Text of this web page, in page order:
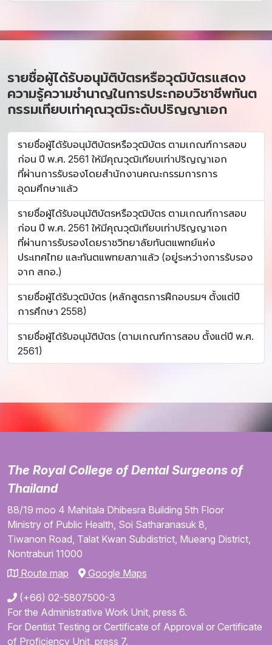
รายชื่อผู้ได้รับอนุมัติบัตรหรือวุฒิบัตรแสดง
ความรู้ความชำนาญในการประกอบวิชาชีพทันต
กรรมเทียบเท่าคุณวุฒิระดับปริญญาเอก
รายชื่อผู้ได้รับอนุมัติบัตรหรือวุฒิบัตร ตามเกณฑ์การสอบ
ก่อน ปี พ.ศ. 2561 ให้มีคุณวุฒิเทียบเท่าปริญญาเอก
ที่ผ่านการรับรองโดยสำนักงานคณะกรรมการการ
อุดมศึกษาแล้ว
รายชื่อผู้ได้รับอนุมัติบัตรหรือวุฒิบัตร ตามเกณฑ์การสอบ
ก่อน ปี พ.ศ. 2561 ให้มีคุณวุฒิเทียบเท่าปริญญาเอก
ที่ผ่านการรับรองโดยราชวิทยาลัยทันตแพทย์แห่ง
ประเทศไทย และทันตแพทยสภาแล้ว (อยู่ระหว่างการรับรอง
จาก สกอ.)
รายชื่อผู้ได้รับวุฒิบัตร (หลักสูตรการฝึกอบรมฯ ตั้งแต่ปี
การศึกษา 2558)
รายชื่อผู้ได้รับอนุมัติบัตร (ตามเกณฑ์การสอบ ตั้งแต่ปี พ.ศ.
2561)
The Royal College of Dental Surgeons of
Thailand
88/19 moo 4 Mahitala Dhibesra Building 5th Floor
Ministry of Public Health, Soi Satharanasuk 8,
Tiwanon Road, Talat Kwan Subdistrict, Mueang District,
Nontraburi 11000
Route map
Google Maps
(+66) 02-5807500-3
For the Administrative Work Unit, press 6.
For Dentist Testing or Certificate of Approval or Certificate
of Proficiency Unit, press 7.